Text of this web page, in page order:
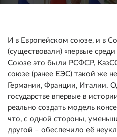
И в Европейском союзе, и в
(существовали) «первые
Союзе это были РСФСР,
союзе (ранее ЕЭС) такой же
Германии, Франции, Италии.
государстве впервые в
реально создать модель
что, с одной стороны,
другой – обеспечило её